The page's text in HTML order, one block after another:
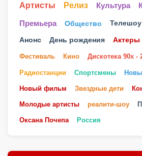
Артисты Релиз Культура
Премьера Общество Телешоу
Анонс День рождения Актеры
Фестиваль Кино Дискотека 90х -
Радиостанции Спортсмены
Новый фильм Звездные дети
Молодые артисты реалити-шоу
Оксана Почепа Россия